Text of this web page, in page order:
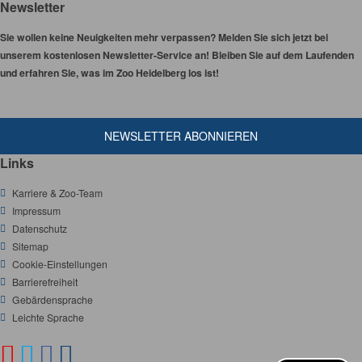
Newsletter
Sie wollen keine Neuigkeiten mehr verpassen? Melden Sie sich jetzt bei
unserem kostenlosen Newsletter-Service an! Bleiben Sie auf dem Laufenden
und erfahren Sie, was im Zoo Heidelberg los ist!
NEWSLETTER ABONNIEREN
Links
Karriere & Zoo-Team
Impressum
Datenschutz
Sitemap
Cookie-Einstellungen
Barrierefreiheit
Gebärdensprache
Leichte Sprache
S
Y T F